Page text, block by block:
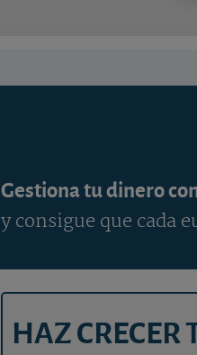
Gestiona tu dinero
y consigue que cada
HAZ